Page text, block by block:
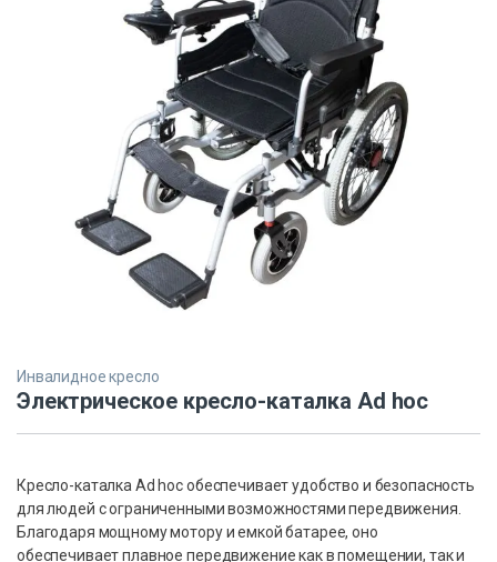
Инвалидное кресло
Электрическое кресло-каталка Ad hoc
Кресло-каталка Ad hoc обеспечивает удобство и безопасность
для людей с ограниченными возможностями передвижения.
Благодаря мощному мотору и емкой батарее, оно
обеспечивает плавное передвижение как в помещении, так и